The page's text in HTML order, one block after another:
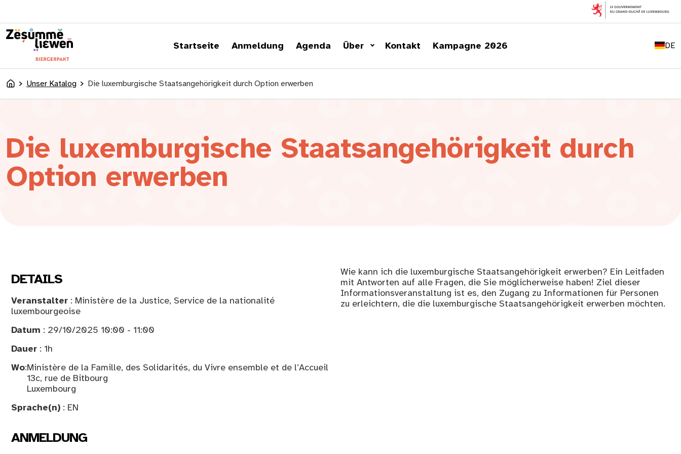
Startseite Anmeldung Agenda Über Kontakt Kampagne 2026 DE
FR
LU
AccueilUnser Katalog Die luxemburgische Staatsangehörigkeit durch Option erwerben
Die luxemburgische Staatsangehörigkeit durch
Option erwerben
DETAILS
Veranstalter : Ministère de la Justice, Service de la nationalité
luxembourgeoise
Datum : 29/10/2025 10:00 - 11:00
Dauer : 1h
Wo:Ministère de la Famille, des Solidarités, du Vivre ensemble et de l’Accueil
13c, rue de Bitbourg
Luxembourg
Sprache(n) : EN
ANMELDUNG
Wie kann ich die luxemburgische Staatsangehörigkeit erwerben? Ein Leitfaden
mit Antworten auf alle Fragen, die Sie möglicherweise haben! Ziel dieser
Informationsveranstaltung ist es, den Zugang zu Informationen für Personen
zu erleichtern, die die luxemburgische Staatsangehörigkeit erwerben möchten.